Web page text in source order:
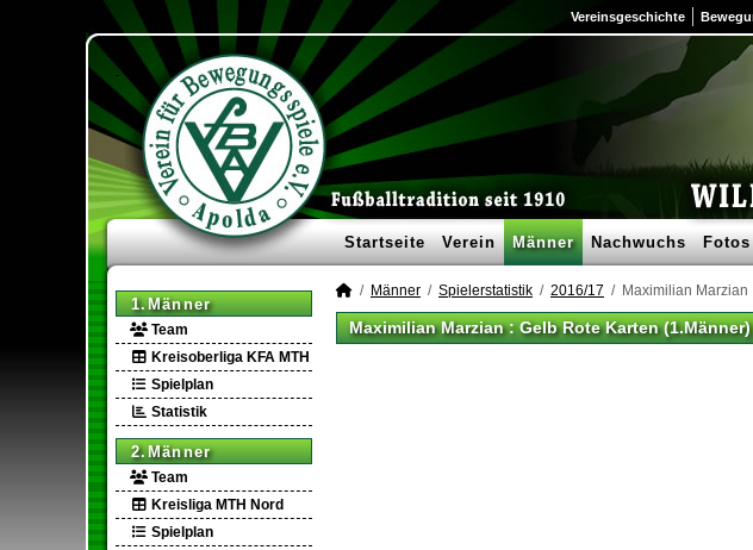
Vereinsgeschichte
Startseite Verein Männer Nachwuchs Fotos
1.Männer
Team
Kreisoberliga KFA MTH
Spielplan
Statistik
2.Männer
Team
Kreisliga MTH Nord
Spielplan
Männer Spielerstatistik 2016/17 Maximilian Marzian
Maximilian Marzian : Gelb Rote Karten (1.Männer)